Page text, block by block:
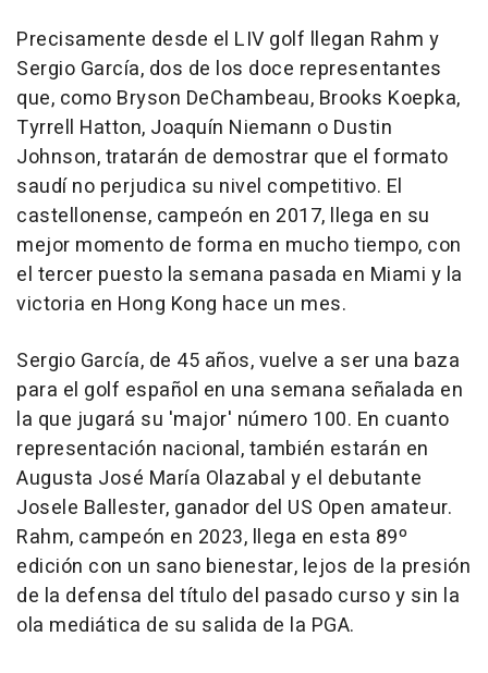
Precisamente desde el LIV golf llegan Rahm y
Sergio García, dos de los doce representantes
que, como Bryson DeChambeau, Brooks Koepka,
Tyrrell Hatton, Joaquín Niemann o Dustin
Johnson, tratarán de demostrar que el formato
saudí no perjudica su nivel competitivo. El
castellonense, campeón en 2017, llega en su
mejor momento de forma en mucho tiempo, con
el tercer puesto la semana pasada en Miami y la
victoria en Hong Kong hace un mes.
Sergio García, de 45 años, vuelve a ser una baza
para el golf español en una semana señalada en
la que jugará su 'major' número 100. En cuanto
representación nacional, también estarán en
Augusta José María Olazabal y el debutante
Josele Ballester, ganador del US Open amateur.
Rahm, campeón en 2023, llega en esta 89º
edición con un sano bienestar, lejos de la presión
de la defensa del título del pasado curso y sin la
ola mediática de su salida de la PGA.